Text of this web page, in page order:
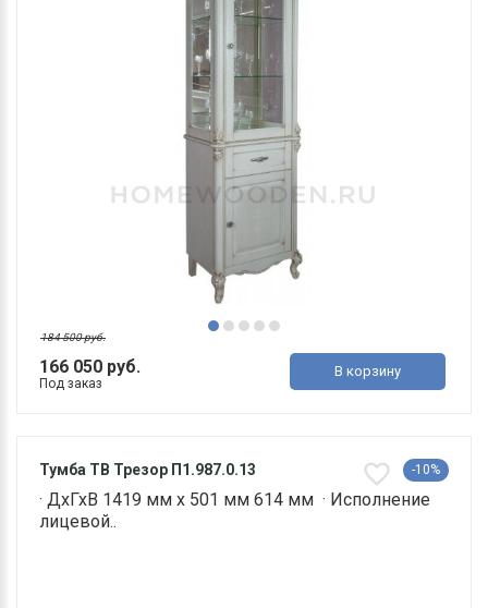
166 050 руб.
184 500 руб.
Под заказ
В корзину
Тумба ТВ Трезор П1.987.0.13 -10%
· ДхГхВ 1419 мм х 501 мм 614 мм · Исполнение
лицевой..